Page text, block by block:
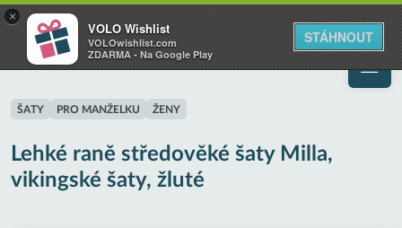
VOLO
Váš online wishlist
×
VOLO Wishlist
VOLOwishlist.com
ZDARMA - Na Google Play
STÁHNOUT
ŠATY PRO MANŽELKU ŽENY
Lehké raně středověké šaty Milla,
vikingské šaty, žluté